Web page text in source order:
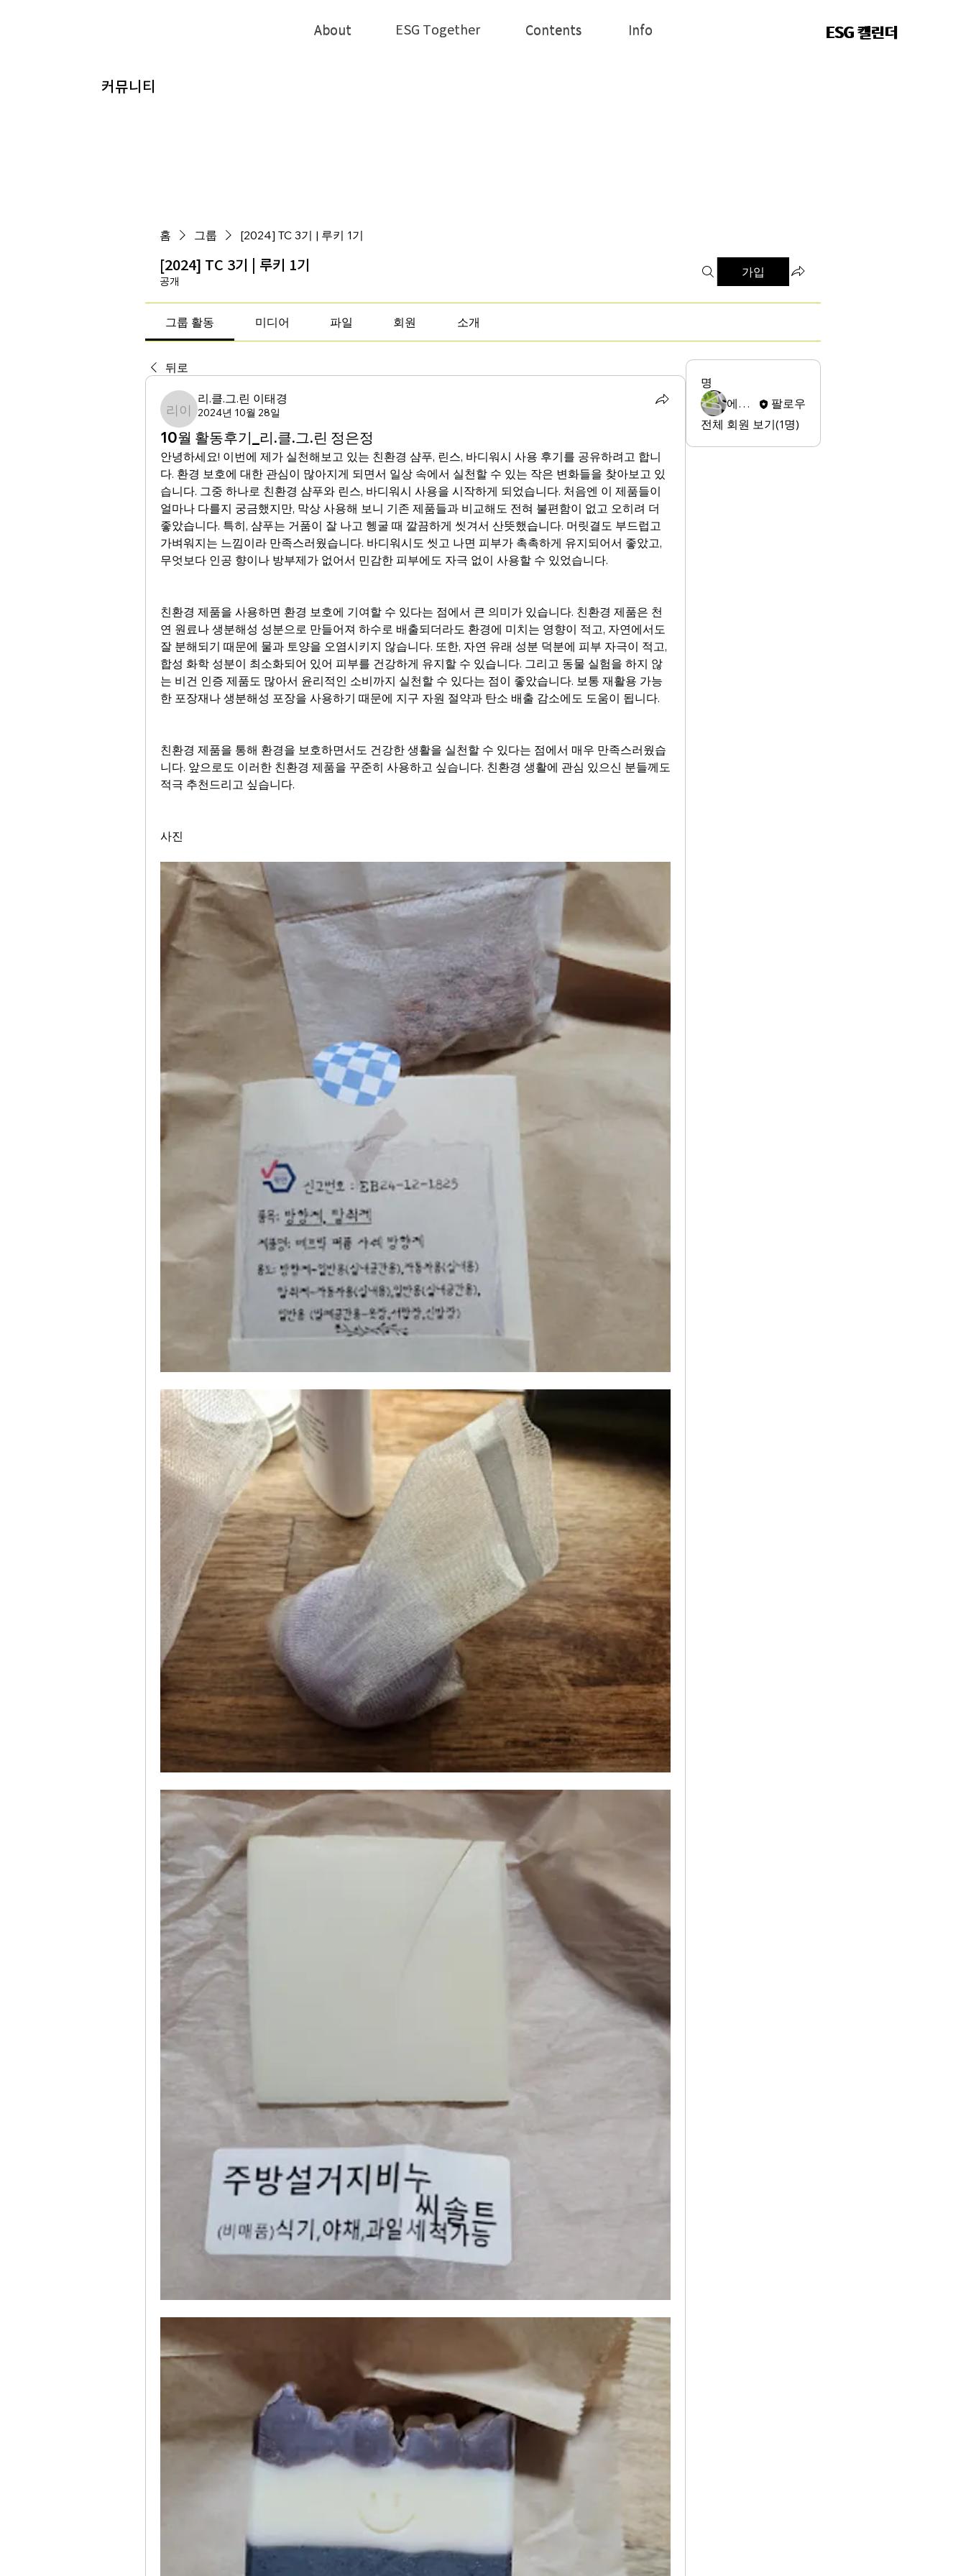
홈 그룹 [2024] TC 3기 | 루키 1기
[2024] TC 3기 | 루키 1기
공개
가입
그룹 활동 미디어 파일 회원 소개
뒤로
리.클.그.린 이태경
리.클.그.린 이태경
2024년 10월 28일
10월 활동후기_리.클.그.린 정은정
안녕하세요! 이번에 제가 실천해보고 있는 친환경 샴푸, 린스, 바디워시 사용 후기를 공유하려고 합니
다. 환경 보호에 대한 관심이 많아지게 되면서 일상 속에서 실천할 수 있는 작은 변화들을 찾아보고 있
습니다. 그중 하나로 친환경 샴푸와 린스, 바디워시 사용을 시작하게 되었습니다. 처음엔 이 제품들이
얼마나 다를지 궁금했지만, 막상 사용해 보니 기존 제품들과 비교해도 전혀 불편함이 없고 오히려 더
좋았습니다. 특히, 샴푸는 거품이 잘 나고 헹굴 때 깔끔하게 씻겨서 산뜻했습니다. 머릿결도 부드럽고
가벼워지는 느낌이라 만족스러웠습니다. 바디워시도 씻고 나면 피부가 촉촉하게 유지되어서 좋았고,
무엇보다 인공 향이나 방부제가 없어서 민감한 피부에도 자극 없이 사용할 수 있었습니다.
친환경 제품을 사용하면 환경 보호에 기여할 수 있다는 점에서 큰 의미가 있습니다. 친환경 제품은 천
연 원료나 생분해성 성분으로 만들어져 하수로 배출되더라도 환경에 미치는 영향이 적고, 자연에서도
잘 분해되기 때문에 물과 토양을 오염시키지 않습니다. 또한, 자연 유래 성분 덕분에 피부 자극이 적고,
합성 화학 성분이 최소화되어 있어 피부를 건강하게 유지할 수 있습니다. 그리고 동물 실험을 하지 않
는 비건 인증 제품도 많아서 윤리적인 소비까지 실천할 수 있다는 점이 좋았습니다. 보통 재활용 가능
한 포장재나 생분해성 포장을 사용하기 때문에 지구 자원 절약과 탄소 배출 감소에도 도움이 됩니다.
친환경 제품을 통해 환경을 보호하면서도 건강한 생활을 실천할 수 있다는 점에서 매우 만족스러웠습
니다. 앞으로도 이러한 친환경 제품을 꾸준히 사용하고 싶습니다. 친환경 생활에 관심 있으신 분들께도
적극 추천드리고 싶습니다.
사진
명
에스지 이
팔로우
전체 회원 보기(1명)
​커뮤니티
About ESG Together Info
Contents ESG 캘린더
About ESG Together Contents Info ESG 캘린더